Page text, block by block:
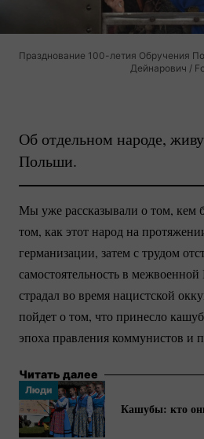
Празднование 100-летия Обручения
Дейнарович /
Об отдельном народе,
Польши.
Мы уже рассказывали о том, кем
том, как этот народ на
германизации, затем с трудом
самостоятельность в
страдал во время нацистской
пойдет о том, что принесло
эпоха правления коммунистов и
Читать далее
Люди
Кашубы: кто